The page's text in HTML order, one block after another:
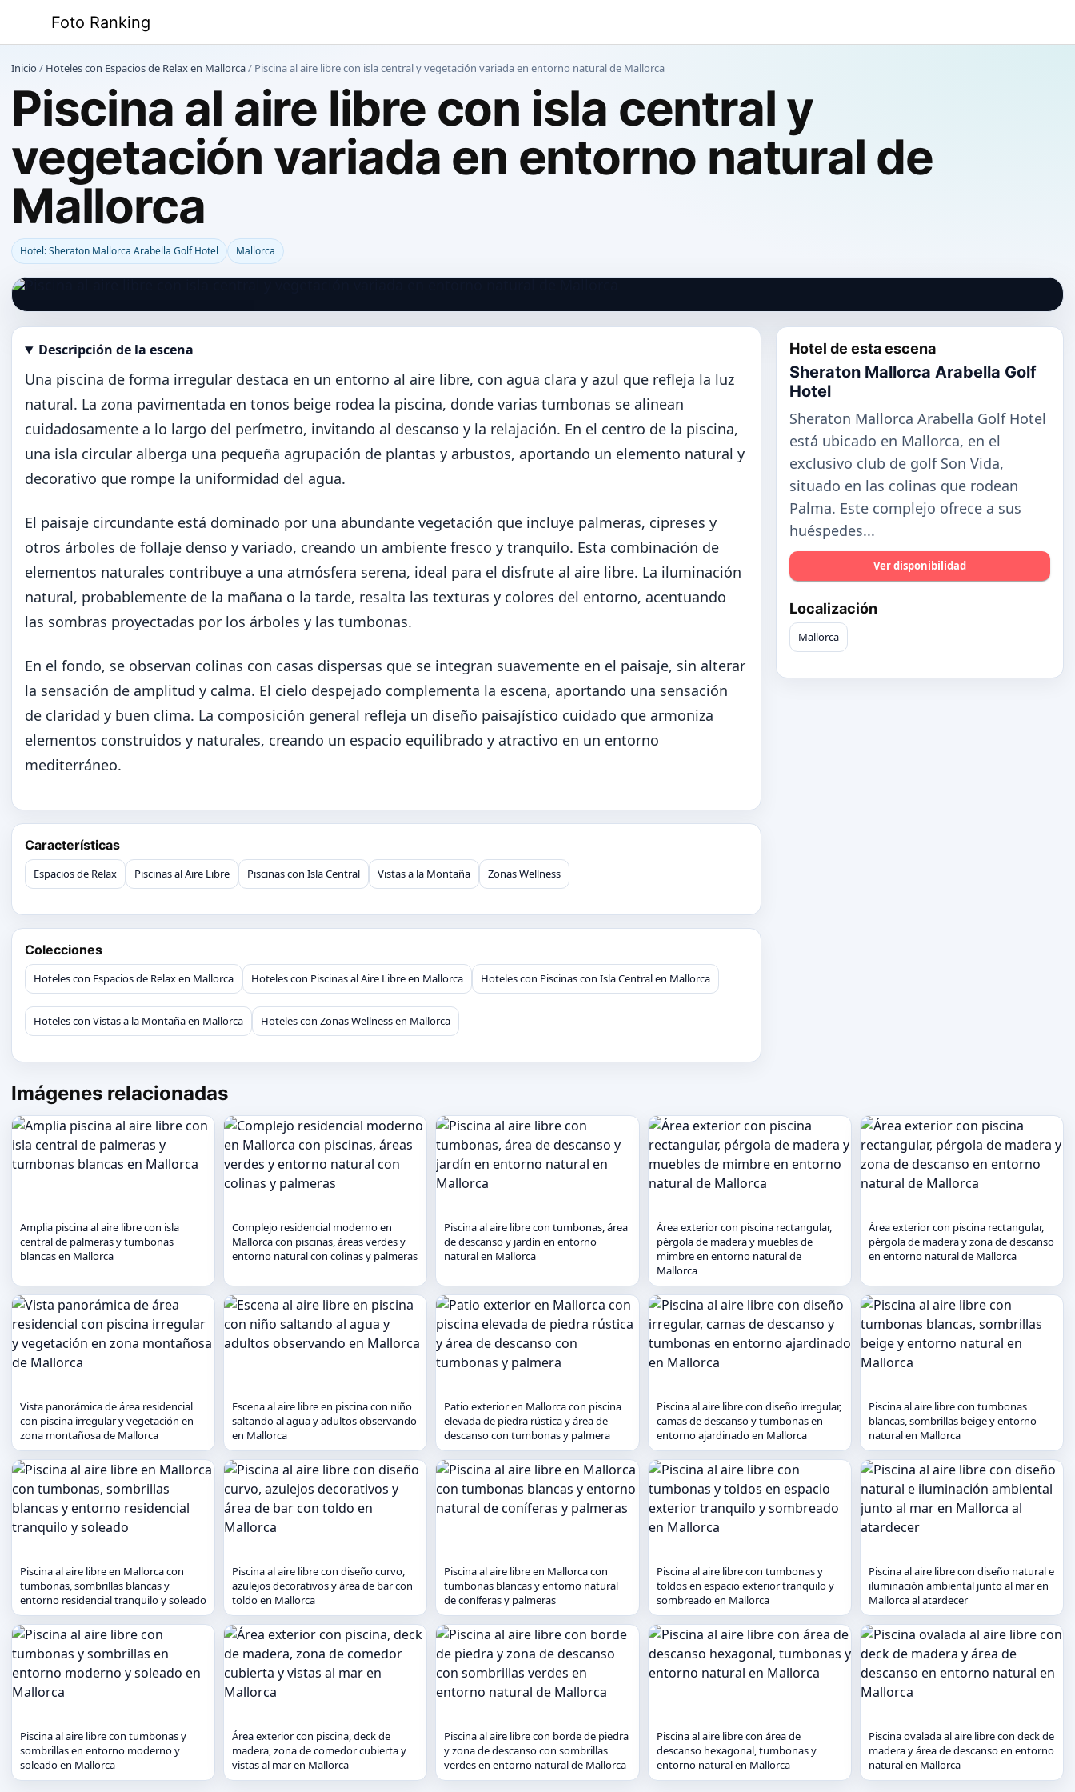
contenido
Foto Ranking
Inicio/ Hoteles con Espacios de Relax en Mallorca/ Piscina al aire libre con isla central y vegetación variada en entorno natural de Mallorca
Piscina al aire libre con isla central y
vegetación variada en entorno natural de
Mallorca
Hotel: Sheraton Mallorca Arabella Golf Hotel Mallorca
Abrir imagen en tamaño completo
Descripción de la escena
Una piscina de forma irregular destaca en un entorno al aire libre, con agua clara y azul que refleja la luz
natural. La zona pavimentada en tonos beige rodea la piscina, donde varias tumbonas se alinean
cuidadosamente a lo largo del perímetro, invitando al descanso y la relajación. En el centro de la piscina,
una isla circular alberga una pequeña agrupación de plantas y arbustos, aportando un elemento natural y
decorativo que rompe la uniformidad del agua.
El paisaje circundante está dominado por una abundante vegetación que incluye palmeras, cipreses y
otros árboles de follaje denso y variado, creando un ambiente fresco y tranquilo. Esta combinación de
elementos naturales contribuye a una atmósfera serena, ideal para el disfrute al aire libre. La iluminación
natural, probablemente de la mañana o la tarde, resalta las texturas y colores del entorno, acentuando
las sombras proyectadas por los árboles y las tumbonas.
En el fondo, se observan colinas con casas dispersas que se integran suavemente en el paisaje, sin alterar
la sensación de amplitud y calma. El cielo despejado complementa la escena, aportando una sensación
de claridad y buen clima. La composición general refleja un diseño paisajístico cuidado que armoniza
elementos construidos y naturales, creando un espacio equilibrado y atractivo en un entorno
mediterráneo.
Características
Espacios de Relax Piscinas al Aire Libre Piscinas con Isla Central Vistas a la Montaña Zonas Wellness
Colecciones
Hoteles con Espacios de Relax en Mallorca Hoteles con Piscinas al Aire Libre en Mallorca Hoteles con Piscinas con Isla Central en Mallorca
Hoteles con Vistas a la Montaña en Mallorca Hoteles con Zonas Wellness en Mallorca
Hotel de esta escena
Sheraton Mallorca Arabella Golf
Hotel
Sheraton Mallorca Arabella Golf Hotel
está ubicado en Mallorca, en el
exclusivo club de golf Son Vida,
situado en las colinas que rodean
Palma. Este complejo ofrece a sus
huéspedes...
Ver disponibilidad
Localización
Mallorca
Imágenes relacionadas
Amplia piscina al aire libre con isla
central de palmeras y tumbonas
blancas en Mallorca
Complejo residencial moderno en
Mallorca con piscinas, áreas verdes y
entorno natural con colinas y palmeras
Piscina al aire libre con tumbonas, área
de descanso y jardín en entorno
natural en Mallorca
Área exterior con piscina rectangular,
pérgola de madera y muebles de
mimbre en entorno natural de
Mallorca
Área exterior con piscina rectangular,
pérgola de madera y zona de descanso
en entorno natural de Mallorca
Vista panorámica de área residencial
con piscina irregular y vegetación en
zona montañosa de Mallorca
Escena al aire libre en piscina con niño
saltando al agua y adultos observando
en Mallorca
Patio exterior en Mallorca con piscina
elevada de piedra rústica y área de
descanso con tumbonas y palmera
Piscina al aire libre con diseño irregular,
camas de descanso y tumbonas en
entorno ajardinado en Mallorca
Piscina al aire libre con tumbonas
blancas, sombrillas beige y entorno
natural en Mallorca
Piscina al aire libre en Mallorca con
tumbonas, sombrillas blancas y
entorno residencial tranquilo y soleado
Piscina al aire libre con diseño curvo,
azulejos decorativos y área de bar con
toldo en Mallorca
Piscina al aire libre en Mallorca con
tumbonas blancas y entorno natural
de coníferas y palmeras
Piscina al aire libre con tumbonas y
toldos en espacio exterior tranquilo y
sombreado en Mallorca
Piscina al aire libre con diseño natural e
iluminación ambiental junto al mar en
Mallorca al atardecer
Piscina al aire libre con tumbonas y
sombrillas en entorno moderno y
soleado en Mallorca
Área exterior con piscina, deck de
madera, zona de comedor cubierta y
vistas al mar en Mallorca
Piscina al aire libre con borde de piedra
y zona de descanso con sombrillas
verdes en entorno natural de Mallorca
Piscina al aire libre con área de
descanso hexagonal, tumbonas y
entorno natural en Mallorca
Piscina ovalada al aire libre con deck de
madera y área de descanso en entorno
natural en Mallorca